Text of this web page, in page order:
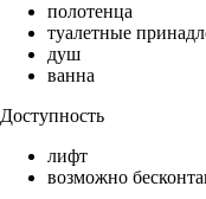
полотенца
туалетные
душ
ванна
Доступность
лифт
возможно